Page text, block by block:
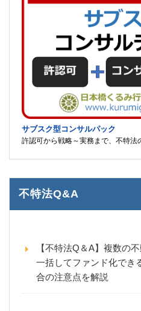
サブスク型コンサルパック
許認可から戦略～実務まで、不特法
不特法Q&A
【不特法Q＆A】複数の
一括してファンド化で
合の注意点を解説